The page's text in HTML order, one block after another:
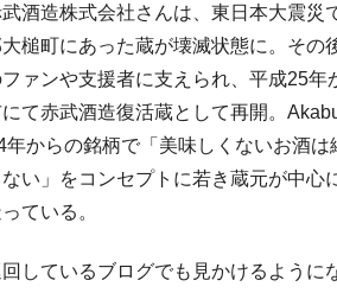
酒造株式会社さんは、東日本大震災
槌町にあった蔵が壊滅状態に。その
ファンや支援者に支えられ、平成25年
にて赤武酒造復活蔵として再開。
年からの銘柄で「美味しくないお酒は
い」をコンセプトに若き蔵元が中心
ている。
しているブログでも見かけるように